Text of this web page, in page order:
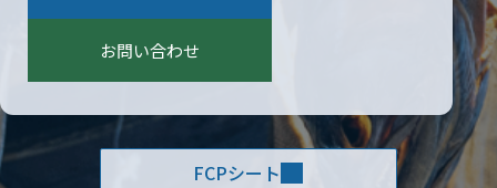
お問い合わせ
FCPシート